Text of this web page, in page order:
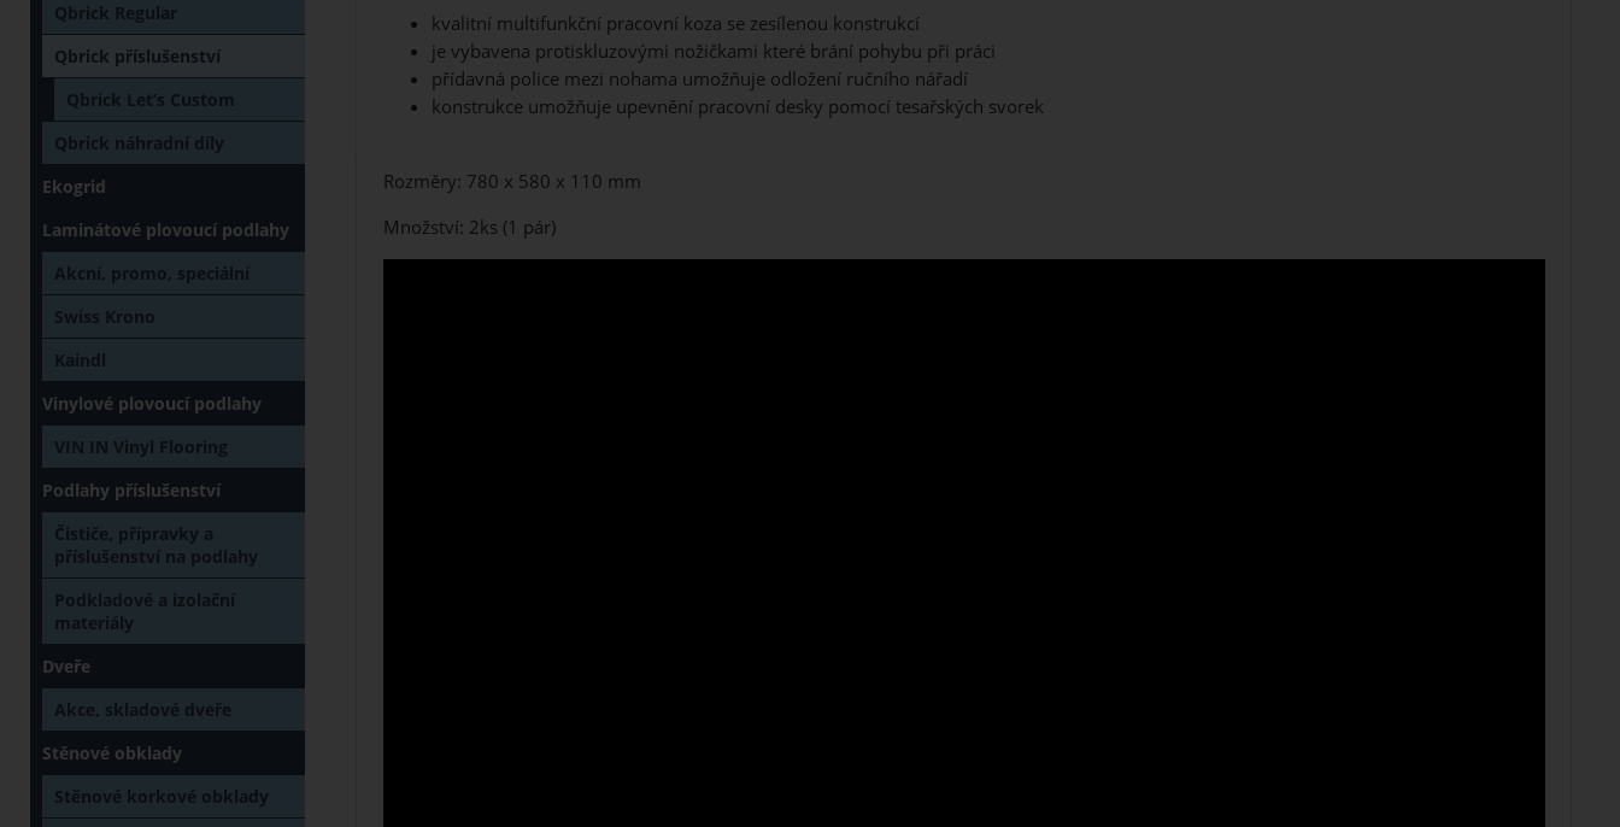
kvalitní multifunkční pracovní koza se zesílenou konstrukcí
je vybavena protiskluzovými nožičkami které brání pohybu při práci
přídavná police mezi nohama umožňuje odložení ručního nářadí
konstrukce umožňuje upevnění pracovní desky pomocí tesařských svorek
Rozměry: 780 x 580 x 110 mm
Množství: 2ks (1 pár)
Qbrick Regular
Qbrick příslušenství
Qbrick Let’s Custom
Qbrick náhradní díly
Ekogrid
Laminátové plovoucí podlahy
Akcní, promo, speciální
Swiss Krono
Kaindl
Vinylové plovoucí podlahy
VIN IN Vinyl Flooring
Podlahy příslušenství
Čističe, přípravky a
příslušenství na podlahy
Podkladové a izolační
materiály
Dveře
Akce, skladové dveře
Stěnové obklady
Stěnové korkové obklady